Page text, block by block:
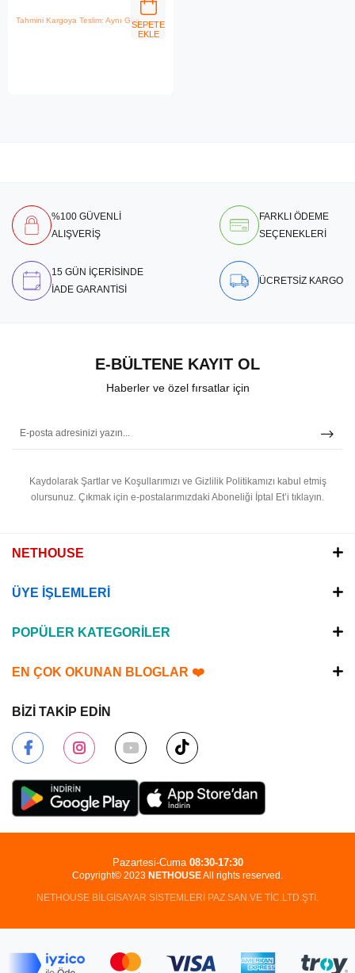
Tahmini Kargoya Teslim: Aynı GünSEPETE
EKLE
%100 GÜVENLİ
ALIŞVERİŞ
FARKLI ÖDEME
SEÇENEKLERİ
15 GÜN İÇERİSİNDE
İADE GARANTİSİ
ÜCRETSİZ KARGO
E-BÜLTENE KAYIT OL
Haberler ve özel fırsatlar için
Kaydolarak Şartlar ve Koşullarımızı ve Gizlilik Politikamızı kabul etmiş
olursunuz. Çıkmak için e-postalarımızdaki Aboneliği İptal Et’i tıklayın.
NETHOUSE
ÜYE İŞLEMLERİ
POPÜLER KATEGORİLER
EN ÇOK OKUNAN BLOGLAR ❤️
BİZİ TAKİP EDİN
Copyright© 2023 NETHOUSEAll rights reserved.
NETHOUSE BİLGİSAYAR SİSTEMLERİ PAZ.SAN.VE TİC.LTD.ŞTİ.
Pazartesi-Cuma 08:30-17:30